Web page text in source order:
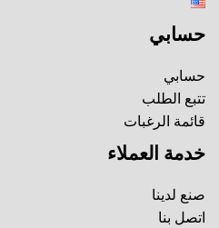
حسابي
حسابي
تتبع الطلب
قائمة الرغبات
خدمة العملاء
صنع لدينا
اتصل بنا